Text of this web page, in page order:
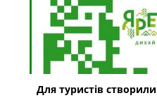
Для туристів